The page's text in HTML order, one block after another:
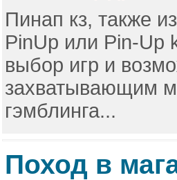
Пинап кз, также
PinUp или Pin-Up
выбор игр и
захватывающим
гэмблинга...
Поход в